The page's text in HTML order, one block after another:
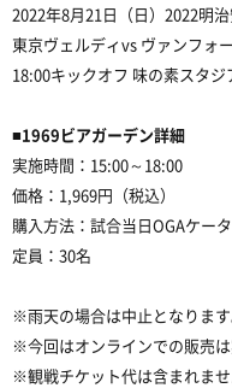
2022年8月21日（日）2022明
東京ヴェルディvs ヴァンフォ
18:00キックオフ 味の素スタジ
■1969ビアガーデン詳細
実施時間： 15:00～ 18:00
価格： 1,969円（税込）
購入方法：試合当日OGAケー
定員： 30名
※雨天の場合は中止となります
※今回はオンラインでの販売は
※観戦チケット代は含まれませ